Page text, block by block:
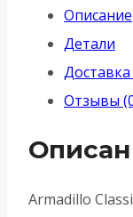
CYLINDER
ET/CL-
CP-
Описание
Детали
Отзывы
Armadillo